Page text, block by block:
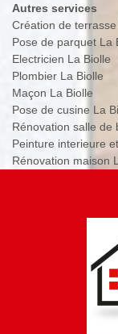
Autres services
Création de
Pose de parquet La
Electricien La Biolle
Plombier La Biolle
Maçon La Biolle
Pose de cusine La
Rénovation salle de
Peinture interieure
Rénovation maison